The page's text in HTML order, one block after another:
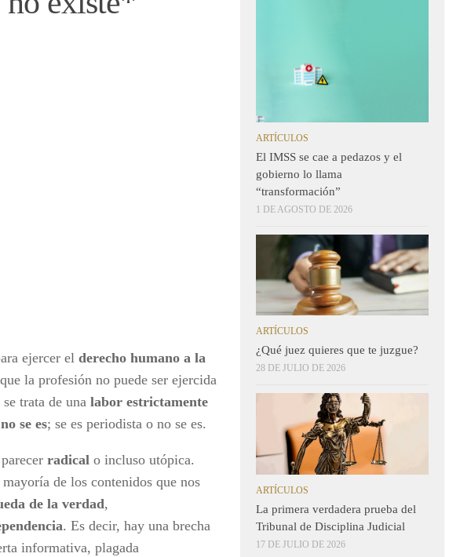
ejercer el derecho humano a la
la profesión no puede ser ejercida
trata de una labor estrictamente
se es; se es periodista o no se es.
radical o incluso utópica.
de los contenidos que nos
de la verdad,
. Es decir, hay una brecha
informativa, plagada
ARTÍCULOS
El IMSS se cae a pedazos y el
gobierno lo llama
“transformación”
1 DE AGOSTO DE 2026
ARTÍCULOS
¿Qué juez quieres que te juzgue?
28 DE JULIO DE 2026
ARTÍCULOS
La primera verdadera prueba del
Tribunal de Disciplina Judicial
17 DE JULIO DE 2026